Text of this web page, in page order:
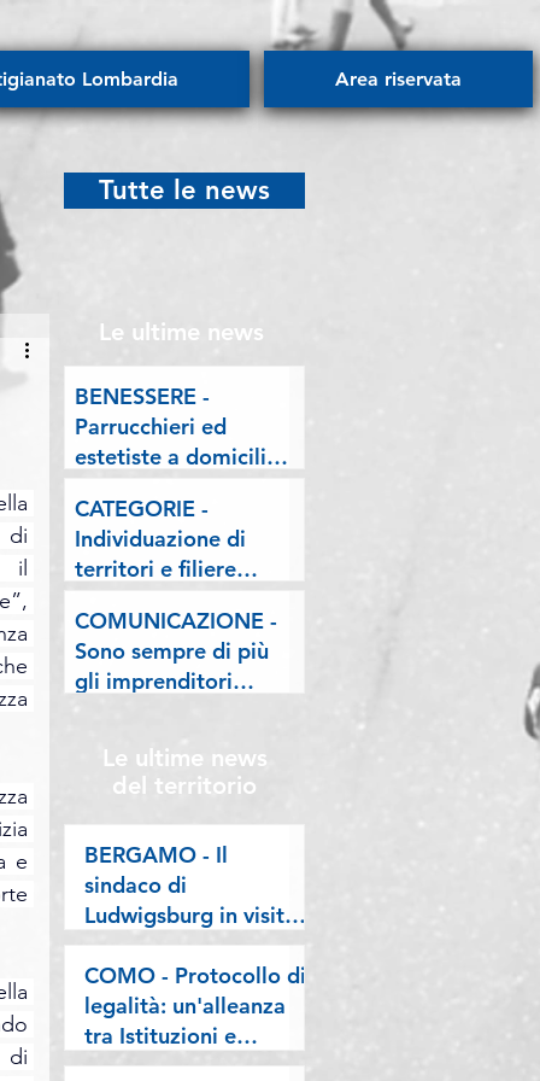
Lombardia Area riservata
di
il
e
di
Tutte le news
Le ultime news
BENESSERE -
Parrucchieri ed
estetiste a domicilio.
Esposto delle
Associazioni artigiane
lombarde: "Le regole
valgano per tutti"
CATEGORIE -
Individuazione di
territori e filiere
pilota nell'ambito del
"Programma V.E.R.A.
– Ecodesign etico e
valorizzazione delle
COMUNICAZIONE -
Sono sempre di più
gli imprenditori
Lombardia, la nostra
riflessione sulla
stampa
Le ultime news
del territorio
BERGAMO - Il
sindaco di
Ludwigsburg in visita
a Confartigianato
Bergamo: si rafforza
una collaborazione
lunga oltre vent’anni
COMO - Protocollo di
legalità: un'alleanza
tra Istituzioni e
imprese per difendere